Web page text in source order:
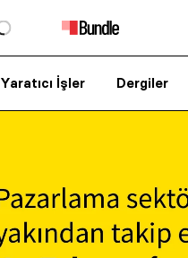
Yaratıcı İşler Dergiler